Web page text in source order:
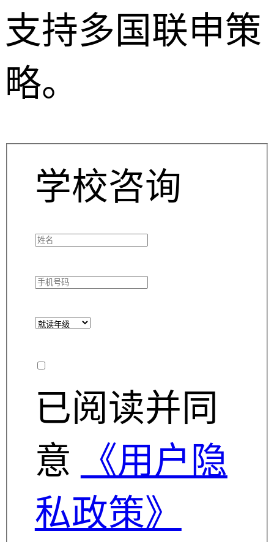
支持多国联申策
略。
学校咨询
已阅读并同
意
《用户隐
私政策》